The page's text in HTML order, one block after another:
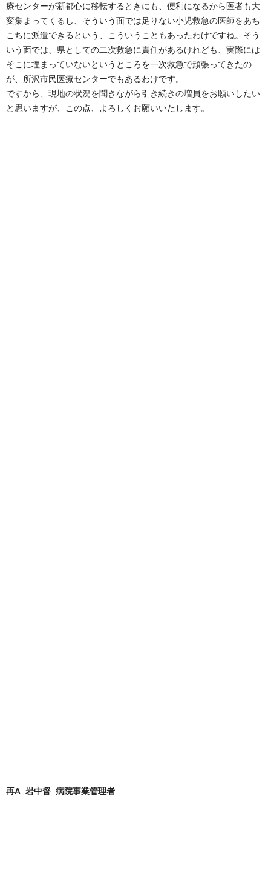
療センターが新都心に移転するときにも、便利になるから医者も大
変集まってくるし、そういう面では足りない小児救急の医師をあち
こちに派遣できるという、こういうこともあったわけですね。そう
いう面では、県としての二次救急に責任があるけれども、実際には
そこに埋まっていないというところを一次救急で頑張ってきたの
が、所沢市民医療センターでもあるわけです。
ですから、現地の状況を聞きながら引き続きの増員をお願いしたい
と思いますが、この点、よろしくお願いいたします。
再A 岩中督 病院事業管理者